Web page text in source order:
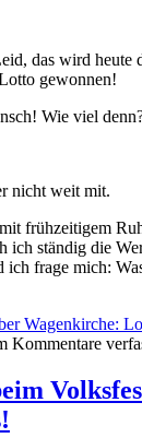
das wird heute
gewonnen!
Wie viel
nicht weit mit.
frühzeitigem
ich ständig die
frage mich:
Wagenkirche:
Kommentare